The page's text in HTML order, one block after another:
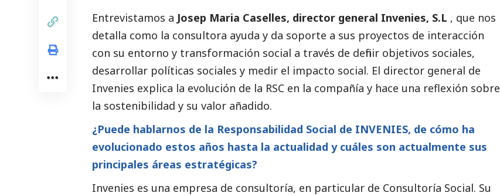
Entrevistamos a Josep Maria Caselles, director general Invenies, S.L​ , que nos
detalla como la consultora ayuda y da soporte a sus proyectos de interacción
con su entorno y transformación social a través de definir objetivos sociales,
desarrollar políticas sociales y medir el impacto social. El director general de
Invenies explica la evolución de la RSC en la compañía y hace una reflexión sobre
la sostenibilidad y su valor añadido.
¿Puede hablarnos de la Responsabilidad Social de INVENIES, de cómo ha
evolucionado estos años hasta la actualidad y cuáles son actualmente sus
principales áreas estratégicas?
Invenies es una empresa de consultoría, en particular de Consultoría Social. Su